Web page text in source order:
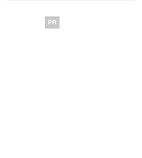
PR